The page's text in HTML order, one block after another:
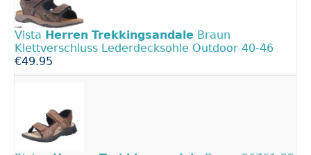
Vista Herren Trekkingsandale Braun
Klettverschluss Lederdecksohle Outdoor 40-46
€49.95